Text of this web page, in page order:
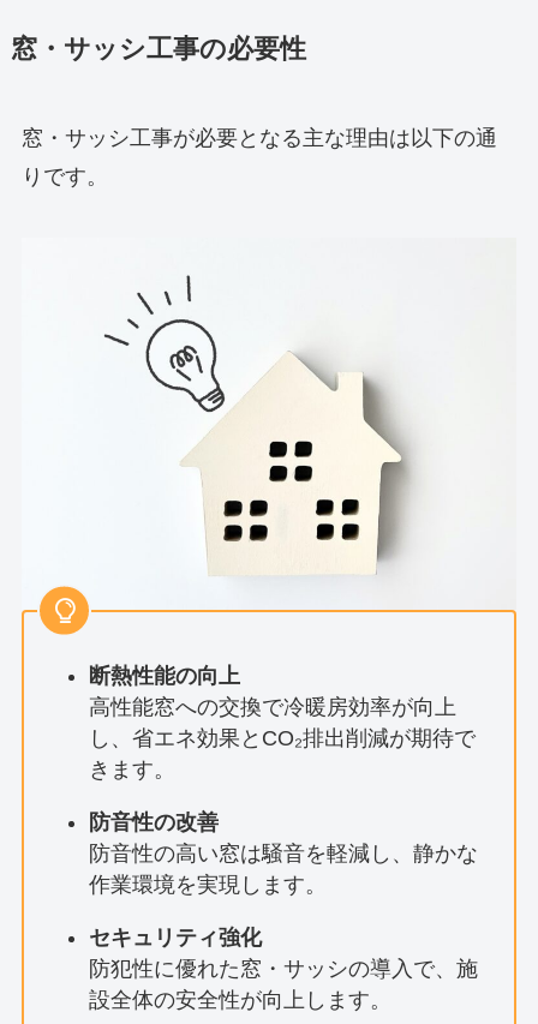
窓・サッシ工事の必要性
窓・サッシ工事が必要となる主な理由は以下の通
りです。
断熱性能の向上
高性能窓への交換で冷暖房効率が向上
し、省エネ効果とCO₂排出削減が期待で
きます。
防音性の改善
防音性の高い窓は騒音を軽減し、静かな
作業環境を実現します。
セキュリティ強化
防犯性に優れた窓・サッシの導入で、施
設全体の安全性が向上します。